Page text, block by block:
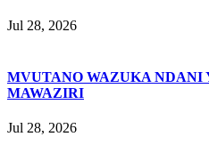
Jul 28, 2026
MVUTANO WAZUKA NDANI
MAWAZIRI
Jul 28, 2026